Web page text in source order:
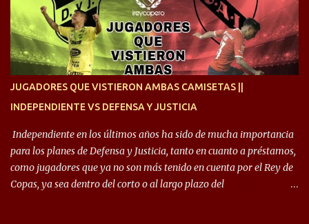
quise dar lo mejor. Si me toca marcharme, estoy agradecido al
hincha”. 🎙️“El equipo hizo un gran trabajo, quedó demostrado en el
resultado. Es nuestro segundo partido, en la pretemporada nos
enfocamos en la preparación física. El grupo está encontrando la
JUGADORES QUE VISTIERON AMBAS CAMISETAS ||
INDEPENDIENTE VS DEFENSA Y JUSTICIA
Independiente en los últimos años ha sido de mucha importancia
para los planes de Defensa y Justicia, tanto en cuanto a préstamos,
como jugadores que ya no son más tenido en cuenta por el Rey de
Copas, ya sea dentro del corto o al largo plazo del